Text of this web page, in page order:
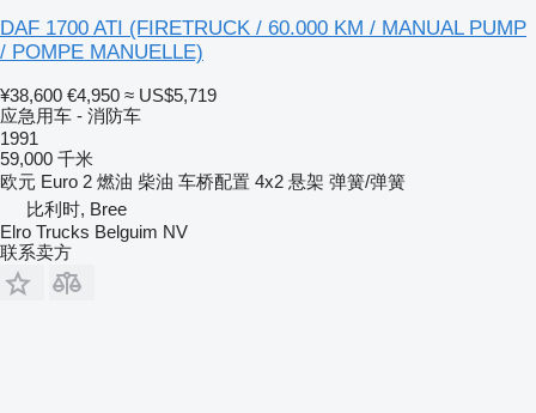
DAF 1700 ATI (FIRETRUCK / 60.000 KM / MANUAL PUMP
/ POMPE MANUELLE)
¥38,600 €4,950 ≈ US$5,719
应急用车 - 消防车
1991
59,000 千米
欧元 Euro 2 燃油 柴油 车桥配置 4x2 悬架 弹簧/弹簧
比利时, Bree
Elro Trucks Belguim NV
联系卖方